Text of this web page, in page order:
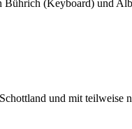
Bührich (Keyboard) und
und mit teilweise